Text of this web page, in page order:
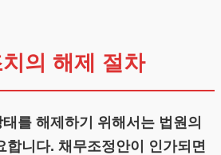
의 해제 절차
를 해제하기 위해서는 법원의
합니다. 채무조정안이 인가되면